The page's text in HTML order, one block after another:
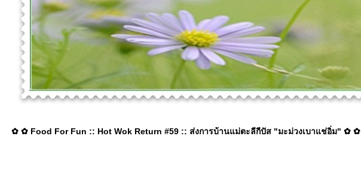
✿ ✿ Food For Fun :: Hot Wok Return #59 :: ส่งการบ้านแม่ตะลีกีปัส "มะม่วงเบาแช่อิ่ม" ✿ ✿